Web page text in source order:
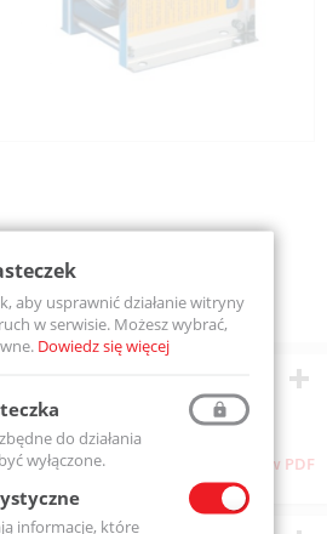
do pobrania Pobierz stronę w PDF
aby usprawnić działanie witryny
w serwisie. Możesz wybrać,
Dowiedz się więcej
do działania
wyłączone.
informacje, które